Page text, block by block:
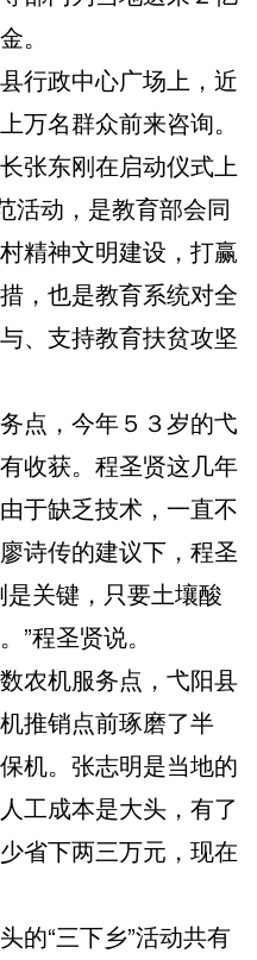
。
政中心广场上，近
万名群众前来咨询。
张东刚在启动仪式上
活动，是教育部会同
精神文明建设，打赢
，也是教育系统对全
、支持教育扶贫攻坚
，今年５３岁的弋
收获。程圣贤这几年
于缺乏技术，一直不
诗传的建议下，程圣
关键，只要土壤酸
”程圣贤说。
机服务点，弋阳县
推销点前琢磨了半
机。张志明是当地的
工成本是大头，有了
省下两三万元，现在
“三下乡”活动共有